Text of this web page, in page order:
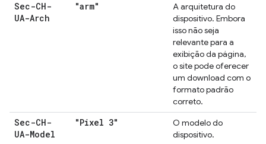
Sec-CH-
UA-Arch
"arm"
A arquitetura do
dispositivo. Embora
isso não seja
relevante para a
exibição da página,
o site pode oferecer
um download com o
formato padrão
correto.
Sec-CH-
UA-Model
"Pixel 3"
O modelo do
dispositivo.